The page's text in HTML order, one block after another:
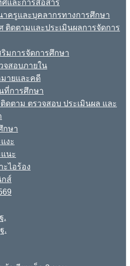
ศและการสื่อสาร
ครูและบุคลากรทางการศึกษา
ติดตามและประเมินผลการจัดการ
ริมการจัดการศึกษา
จสอบภายใน
ายและคดี
ที่การศึกษา
ดตาม ตรวจสอบ ประเมินผล และ
กษา
งะ
นะ
ะไอร้อง
กส์
.
.